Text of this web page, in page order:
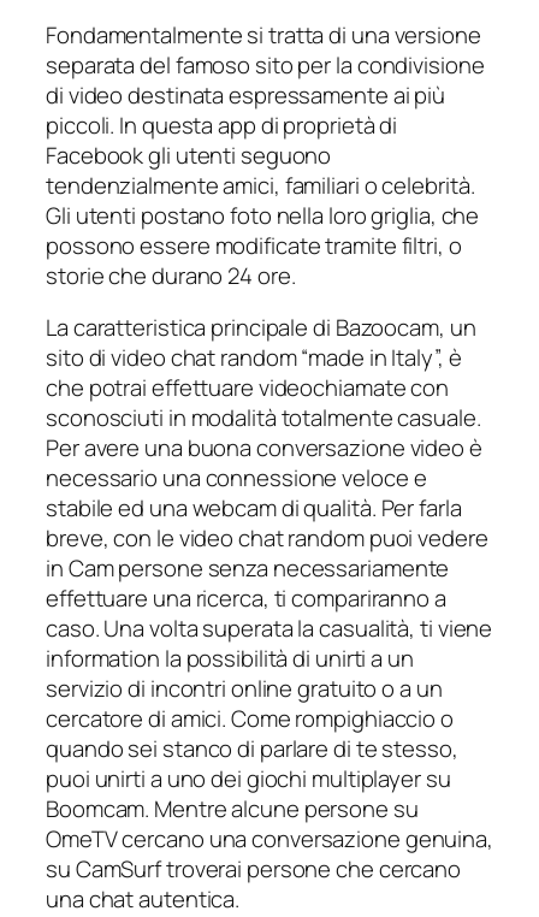
Fondamentalmente si tratta di una versione
separata del famoso sito per la condivisione
di video destinata espressamente ai più
piccoli. In questa app di proprietà di
Facebook gli utenti seguono
tendenzialmente amici, familiari o celebrità.
Gli utenti postano foto nella loro griglia, che
possono essere modificate tramite filtri, o
storie che durano 24 ore.
La caratteristica principale di Bazoocam, un
sito di video chat random “made in Italy”, è
che potrai effettuare videochiamate con
sconosciuti in modalità totalmente casuale.
Per avere una buona conversazione video è
necessario una connessione veloce e
stabile ed una webcam di qualità. Per farla
breve, con le video chat random puoi vedere
in Cam persone senza necessariamente
effettuare una ricerca, ti compariranno a
caso. Una volta superata la casualità, ti viene
information la possibilità di unirti a un
servizio di incontri online gratuito o a un
cercatore di amici. Come rompighiaccio o
quando sei stanco di parlare di te stesso,
puoi unirti a uno dei giochi multiplayer su
Boomcam. Mentre alcune persone su
OmeTV cercano una conversazione genuina,
su CamSurf troverai persone che cercano
una chat autentica.